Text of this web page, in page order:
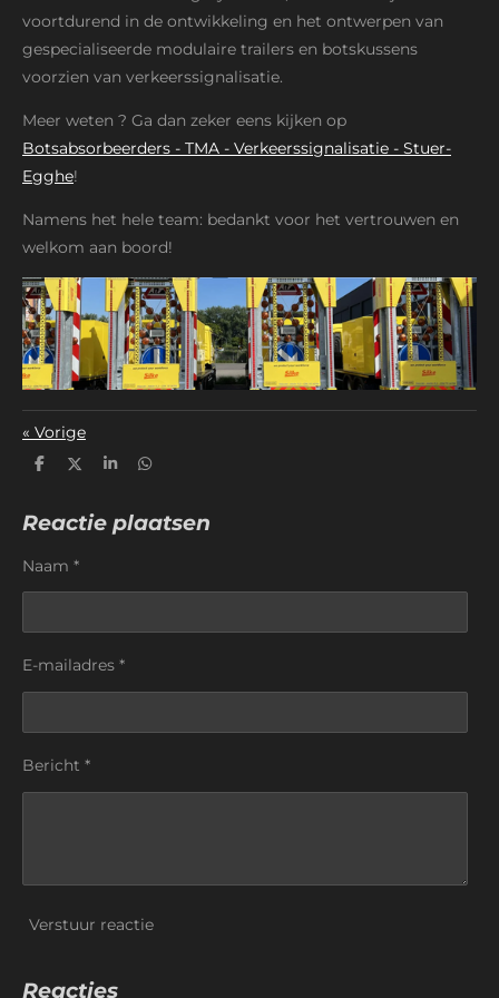
voortdurend in de ontwikkeling en het ontwerpen van
gespecialiseerde modulaire trailers en botskussens
voorzien van verkeerssignalisatie.
Meer weten ? Ga dan zeker eens kijken op
Botsabsorbeerders - TMA - Verkeerssignalisatie - Stuer-
Egghe!
Namens het hele team: bedankt voor het vertrouwen en
welkom aan boord!
« Vorige
D
e
n
D
l
S
e
D
e
n
Reactie plaatsen
Naam *
E-mailadres *
Bericht *
Verstuur reactie
Reacties